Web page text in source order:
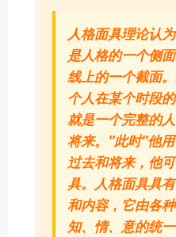
人格面具理论认
是人格的一个侧
线上的一个截面
个人在某个时段
就是一个完整的
将来。"此时"他
过去和将来，他
具。人格面具具
和内容，它由各
知、情、意的统